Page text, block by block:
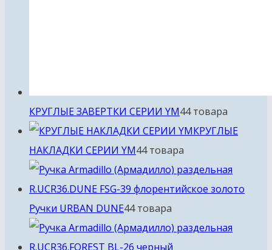
КРУГЛЫЕ ЗАВЕРТКИ СЕРИИ YM44 товара
КРУГЛЫЕ
НАКЛАДКИ СЕРИИ YM44 товара
Ручки URBAN DUNE44 товара